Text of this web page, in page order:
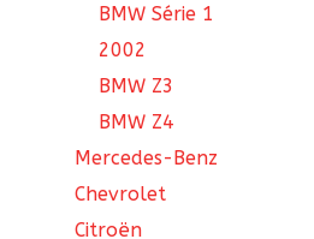
BMW Série 1
2002
BMW Z3
BMW Z4
Mercedes-Benz
Chevrolet
Citroën